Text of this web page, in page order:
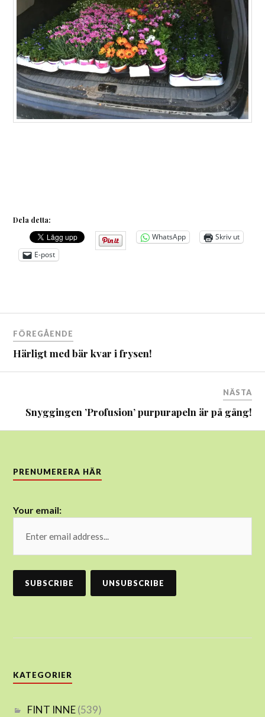
Dela detta:
WhatsApp
Skriv ut
E-post
Inläggsnavigering
FÖREGÅENDE
Härligt med bär kvar i frysen!
NÄSTA
Snyggingen ’Profusion’ purpurapeln är på gång!
PRENUMERERA HÄR
Your email:
KATEGORIER
FINT INNE(539)